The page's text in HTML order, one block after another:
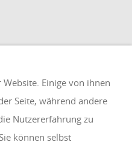
Einige von ihnen
Seite, während andere
Nutzererfahrung zu
können selbst